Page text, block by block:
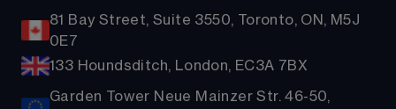
81 Bay Street, Suite 3550, Toronto, ON, M5J
0E7
133 Houndsditch, London, EC3A 7BX
Garden Tower Neue Mainzer Str. 46-50,